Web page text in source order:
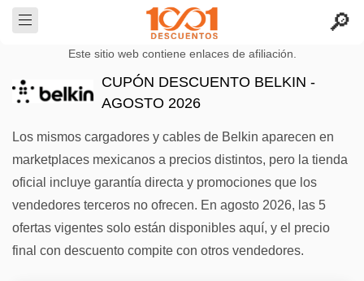
Este sitio web contiene enlaces de afiliación.
CUPÓN DESCUENTO BELKIN -
AGOSTO 2026
Los mismos cargadores y cables de Belkin aparecen en
marketplaces mexicanos a precios distintos, pero la tienda
oficial incluye garantía directa y promociones que los
vendedores terceros no ofrecen. En agosto 2026, las 5
ofertas vigentes solo están disponibles aquí, y el precio
final con descuento compite con otros vendedores.